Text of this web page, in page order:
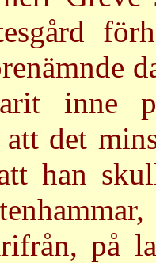
inne
att det
han
på